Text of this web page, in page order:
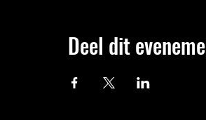
Deel dit